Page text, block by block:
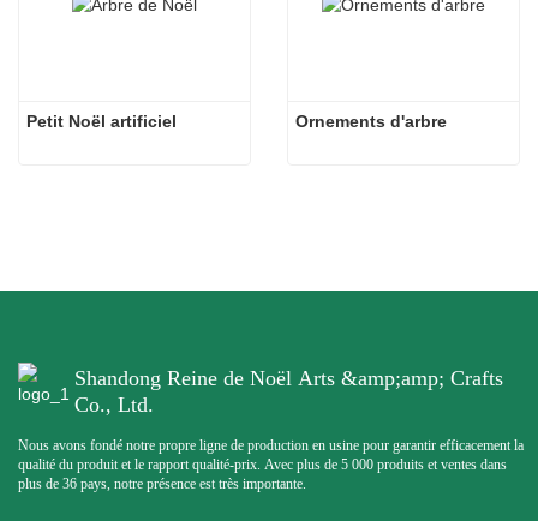
Petit Noël artificiel Ornements d'arbre
Shandong Reine de Noël Arts &amp;amp; Crafts
Co., Ltd.
Nous avons fondé notre propre ligne de production en usine pour garantir efficacement la
qualité du produit et le rapport qualité-prix. Avec plus de 5 000 produits et ventes dans
plus de 36 pays, notre présence est très importante.